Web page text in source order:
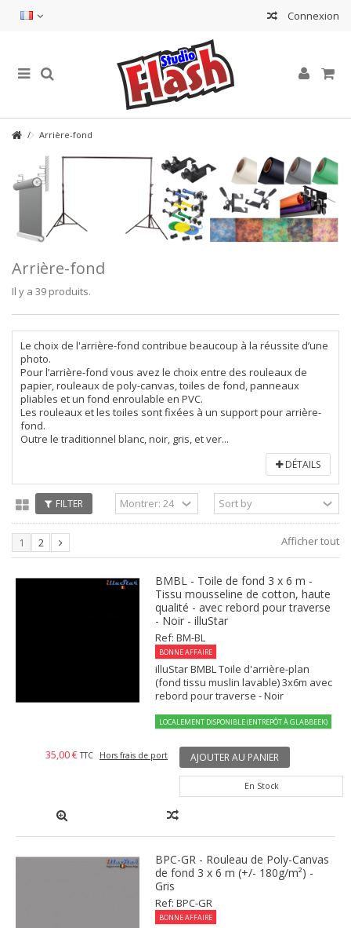
Connexion
Arrière-fond
Arrière-fond
Il y a 39 produits.
Le choix de l'arrière-fond contribue beaucoup à la réussite d’une
photo.
Pour l’arrière-fond vous avez le choix entre des rouleaux de
papier, rouleaux de poly-canvas, toiles de fond, panneaux
pliables et un fond enroulable en PVC.
Les rouleaux et les toiles sont fixées à un support pour arrière-
fond.
Outre le traditionnel blanc, noir, gris, et ver...
DÉTAILS
FILTER
Afficher tout
1 2
BMBL - Toile de fond 3 x 6 m -
Tissu mousseline de cotton, haute
qualité - avec rebord pour traverse
- Noir - illuStar
Ref: BM-BL
BONNE AFFAIRE
illuStar BMBL Toile d'arrière-plan
(fond tissu muslin lavable) 3x6m avec
rebord pour traverse - Noir
LOCALEMENT DISPONIBLE (ENTREPÔT À GLABBEEK)
35,00 € TTC Hors frais de port AJOUTER AU PANIER
En Stock
BPC-GR - Rouleau de Poly-Canvas
de fond 3 x 6 m (+/- 180g/m²) -
Gris
Ref: BPC-GR
BONNE AFFAIRE